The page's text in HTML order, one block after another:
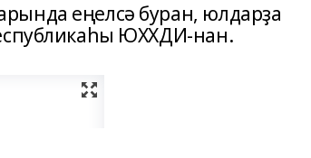
еңелсә буран, юлдарҙа
ЮХХДИ-нан.